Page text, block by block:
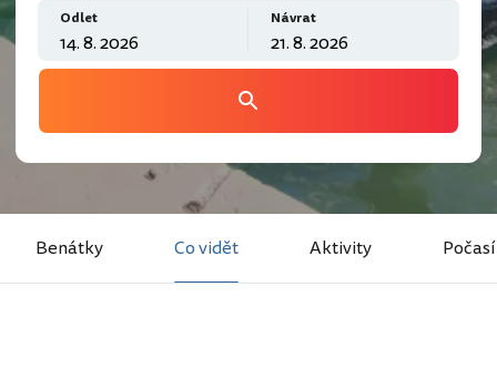
Odlet Návrat
Benátky Co vidět Aktivity Počasí